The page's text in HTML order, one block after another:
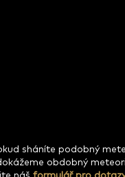
sháníte podobný
obdobný